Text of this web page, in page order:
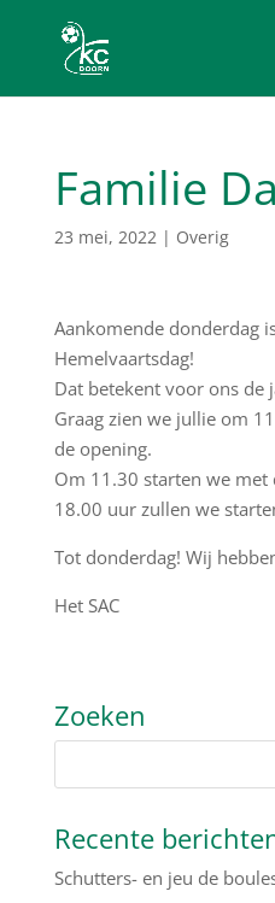
Familie
23 mei, 2022| Overig
Aankomende donderdag
Hemelvaartsdag!
Dat betekent voor ons de
Graag zien we jullie om
de opening.
Om 11.30 starten we
18.00 uur zullen we
Tot donderdag! Wij
Het SAC
Zoeken
Recente
Schutters- en jeu de